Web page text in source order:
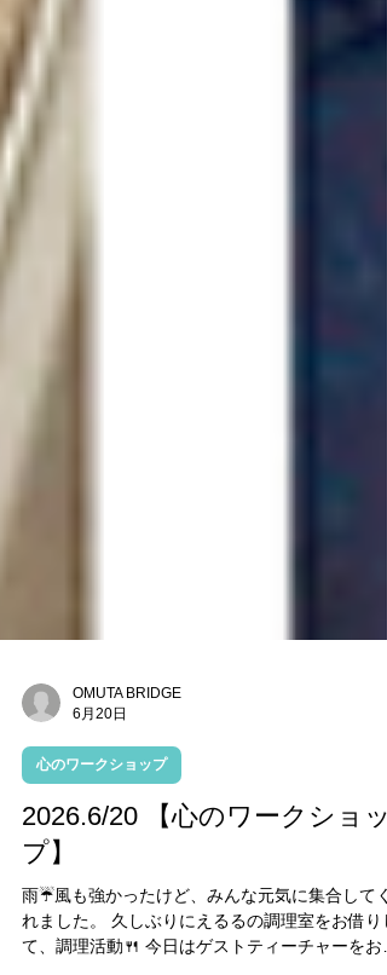
OMUTA BRIDGE
6月20日
心のワークショップ
2026.6/20 【心のワークショッ
プ】
雨☔風も強かったけど、みんな元気に集合してく